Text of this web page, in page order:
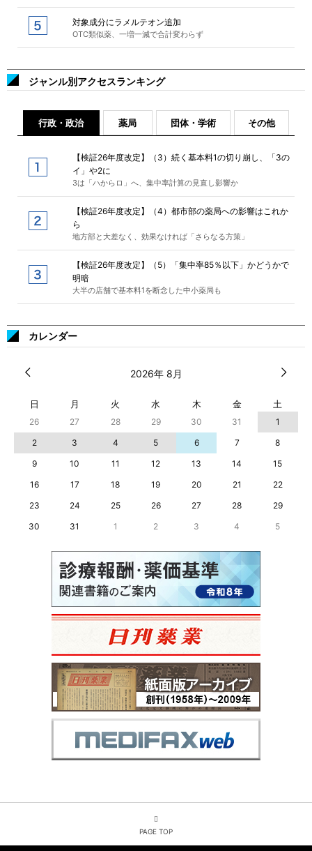
対象成分にラメルテオン追加
OTC類似薬、一増一減で合計変わらず
ジャンル別アクセスランキング
行政・政治 薬局 団体・学術 その他
【検証26年度改定】（3）続く基本料1の切り崩し、「3の
イ」や2に
3は「ハからロ」へ、集中率計算の見直し影響か
【検証26年度改定】（4）都市部の薬局への影響はこれか
ら
地方部と大差なく、効果なければ「さらなる方策」
【検証26年度改定】（5）「集中率85％以下」かどうかで
明暗
大半の店舗で基本料1を断念した中小薬局も
カレンダー
2026年 8月
日 月 火 水 木 金 土
26 27 28 29 30 31
1
2
3 4 5 6 7
8
9
10 11 12 13 14
15
16
17 18 19 20 21
22
23
24 25 26 27 28
29
30
31 1 2 3 4 5
PAGE TOP